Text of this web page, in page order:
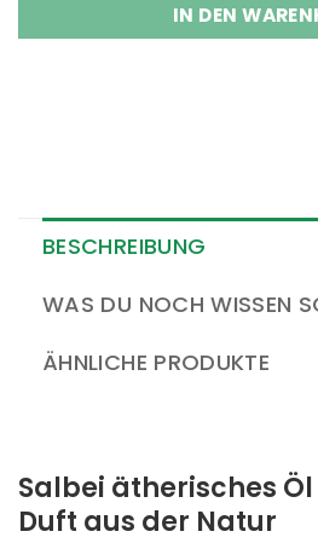
IN DEN
BESCHREIBUNG
WAS DU NOCH WISSEN
ÄHNLICHE PRODUKTE
Salbei ätherisches
Duft aus der Natur